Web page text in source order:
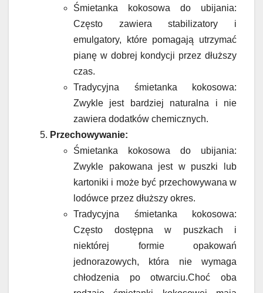
Śmietanka kokosowa do ubijania:
Często zawiera stabilizatory i
emulgatory, które pomagają utrzymać
pianę w dobrej kondycji przez dłuższy
czas.
Tradycyjna śmietanka kokosowa:
Zwykle jest bardziej naturalna i nie
zawiera dodatków chemicznych.
Przechowywanie:
Śmietanka kokosowa do ubijania:
Zwykle pakowana jest w puszki lub
kartoniki i może być przechowywana w
lodówce przez dłuższy okres.
Tradycyjna śmietanka kokosowa:
Często dostępna w puszkach i
niektórej formie opakowań
jednorazowych, która nie wymaga
chłodzenia po otwarciu.Choć oba